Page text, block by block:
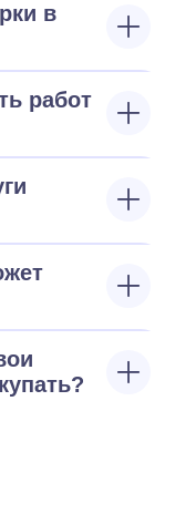
в
работ